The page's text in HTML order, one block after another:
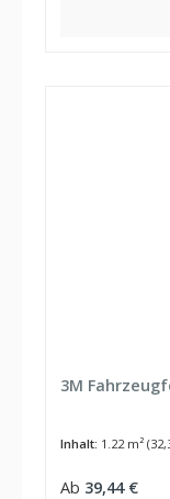
3M
Inhalt: 1.22 m²
Regulärer Preis:
Ab 39,44 €